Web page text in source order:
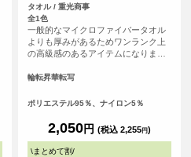
タオル / 重光商事
全1色
一般的なマイクロファイバータオル
よりも厚みがあるためワンランク上
の高級感のあるアイテムになりま
響をうけにくくデザイがくっきりプ
プリントするため発色が良いのも特
テムにプリントするためズレが生じ
る可能性がございます。全面にデザ
インを配置したい方は塗り足し範囲
輪転昇華転写
ポリエステル95％、ナイロン5％
2,050円 (税込 2,255円)
\まとめて割/